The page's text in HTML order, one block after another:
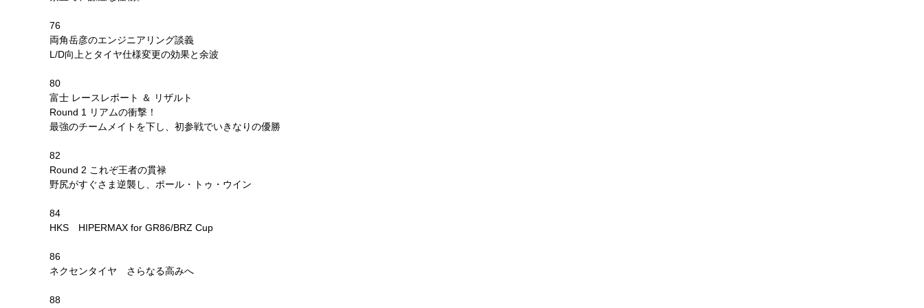
76
両角岳彦のエンジニアリング談義
L/D向上とタイヤ仕様変更の効果と余波
80
富士 レースレポート ＆ リザルト
Round 1 リアムの衝撃！
最強のチームメイトを下し、初参戦でいきなりの優勝
82
Round 2 これぞ王者の貫禄
野尻がすぐさま逆襲し、ポール・トゥ・ウイン
84
HKS HIPERMAX for GR86/BRZ Cup
86
ネクセンタイヤ さらなる高みへ
88